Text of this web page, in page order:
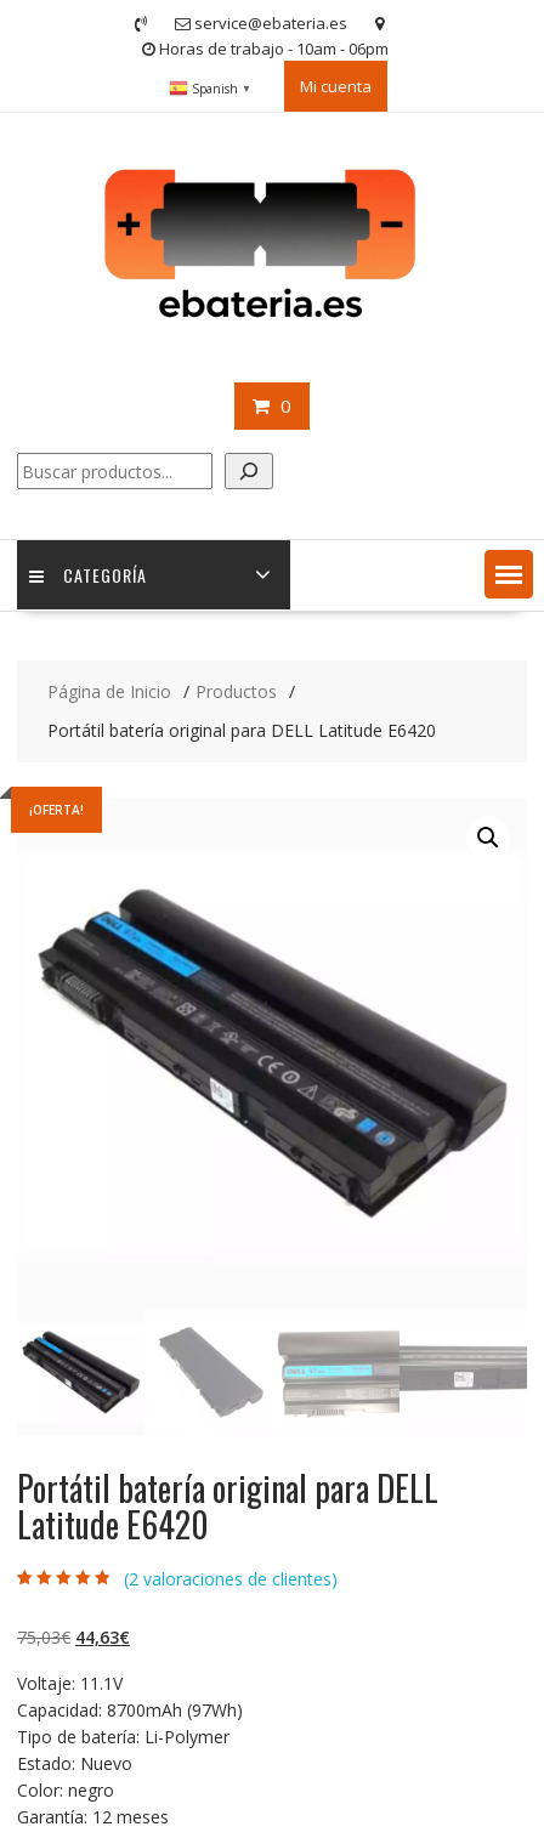
service@ebateria.es
Horas de trabajo - 10am - 06pm
Spanish ▼ Mi cuenta
0
Buscar
CATEGORÍA
Página de Inicio
Productos
Portátil batería original para DELL Latitude E6420
¡OFERTA!
Portátil batería original para DELL
Latitude E6420
valoraciones
(2valoraciones de clientes)
75,03€ El
original
era:
75,03€.
44,63€El
es:
44,63€.
Voltaje: 11.1V
Capacidad: 8700mAh (97Wh)
Tipo de batería: Li-Polymer
Estado: Nuevo
Color: negro
Garantía: 12 meses